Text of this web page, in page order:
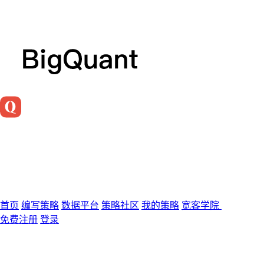
首页 编写策略 数据平台 策略社区 我的策略 宽客学院
免费注册 登录